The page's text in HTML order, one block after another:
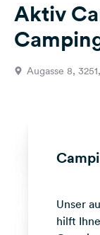
Fragen &
Feedback
Sprache:
Facebook
Aktiv
Augasse 8,
Unser
hilft